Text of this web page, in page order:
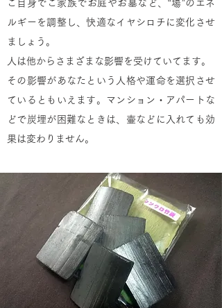
ご自身でご家族でお庭やお墓など、“場”のエネ
ルギーを調整し、快適なイヤシロチに変化させ
ましょう。
人は他からさまざまな影響を受けていてます。
その影響があなたという人格や運命を選択させ
ているともいえます。マンション・アパートな
どで炭埋が困難なときは、壷などに入れても効
果は変わりません。